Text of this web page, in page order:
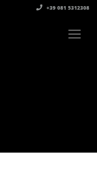
+39 081 5312308‬